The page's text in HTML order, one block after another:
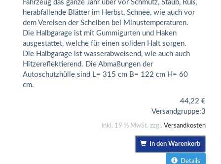
Fahrzeug das ganze Jahr über vor Schmutz, Staub, Ruß,
herabfallende Blätter im Herbst, Schnee, wie auch vor
dem Vereisen der Scheiben bei Minustemperaturen.
Die Halbgarage ist mit Gummigurten und Haken
ausgestattet, welche für einen soliden Halt sorgen.
Die Halbgarage ist wasserabweisend, wie auch auch
Hitzereflektierend. Die Abmaßungen der
Autoschutzhülle sind L= 315 cm B= 122 cm H= 60
cm.
44,22 €
Versandgruppe:3
inkl. 19 % MwSt. zzgl. Versandkosten
In den Warenkorb
Details